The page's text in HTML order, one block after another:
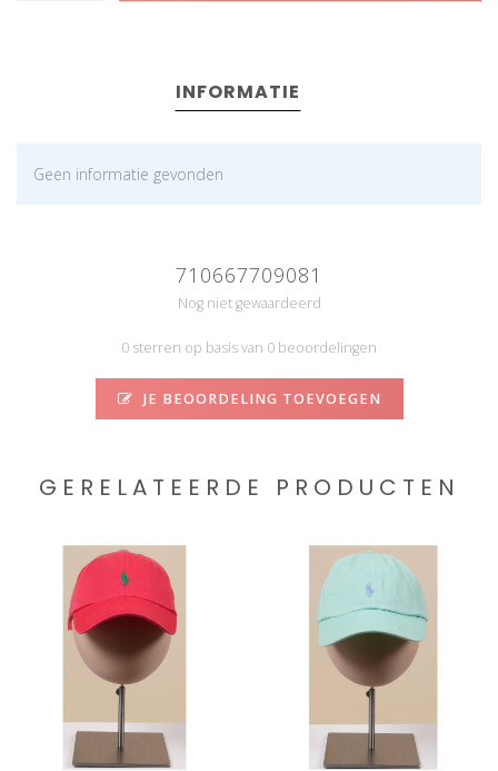
INFORMATIE
Geen informatie gevonden
710667709081
Nog niet gewaardeerd
0 sterren op basis van 0 beoordelingen
JE BEOORDELING TOEVOEGEN
GERELATEERDE PRODUCTEN